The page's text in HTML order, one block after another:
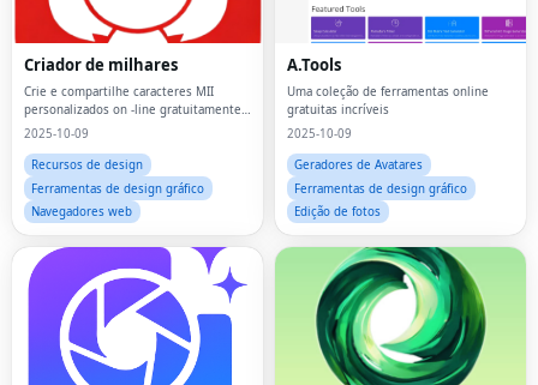
Criador de milhares
Crie e compartilhe caracteres MII
personalizados on -line gratuitamente,
não é necessário console.
2025-10-09
Recursos de design
Ferramentas de design gráfico
Navegadores web
A.Tools
Uma coleção de ferramentas online
gratuitas incríveis
2025-10-09
Geradores de Avatares
Ferramentas de design gráfico
Edição de fotos